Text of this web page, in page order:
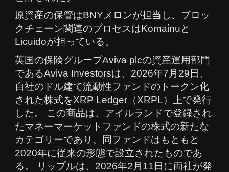
原資産の保管はBNYメロンが担当し、ブロッ
クチェーン関連のプロセスはKomainuと
Licuidoが担っている。
英国の保険グループAviva plcの資産運用部門
であるAviva Investorsは、2026年7月29日、
自社のドル建て流動性ファンドのトークン化
された株式をXRP Ledger（XRPL）上で発行
した。 この商品は、アイルランドで登録され
たマネーマーケットファンドの株式の新たな
カテゴリーであり、同ファンドはもともと
2020年に従来の形態で設立されたものであ
る。 リップルは、2026年2月11日に両社が発